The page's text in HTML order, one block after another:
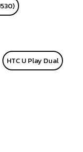
HTC U Play Dual